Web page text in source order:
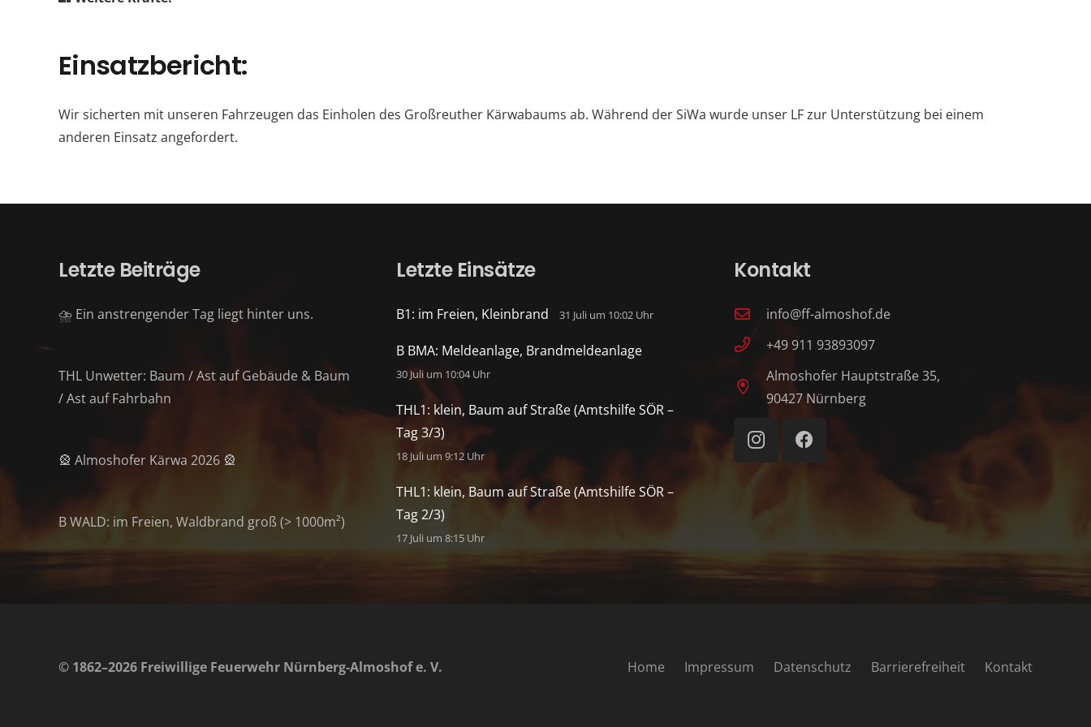
Einsatzbericht:
Wir sicherten mit unseren Fahrzeugen das Einholen des Großreuther Kärwabaums ab. Während der SiWa wurde unser LF zur Unterstützung bei einem
anderen Einsatz angefordert.
Letzte Beiträge
⛈️ Ein anstrengender Tag liegt hinter uns.
THL Unwetter: Baum / Ast auf Gebäude & Baum
/ Ast auf Fahrbahn
🎡 Almoshofer Kärwa 2026 🎡
B WALD: im Freien, Waldbrand groß (> 1000m²)
Letzte Einsätze
B1: im Freien, Kleinbrand 31 Juli um 10:02 Uhr
B BMA: Meldeanlage, Brandmeldeanlage
30 Juli um 10:04 Uhr
THL1: klein, Baum auf Straße (Amtshilfe SÖR –
Tag 3/3)
18 Juli um 9:12 Uhr
THL1: klein, Baum auf Straße (Amtshilfe SÖR –
Tag 2/3)
17 Juli um 8:15 Uhr
Kontakt
info@ff-almoshof.de
+49 911 93893097
Almoshofer Hauptstraße 35,
90427 Nürnberg
© 1862–2026 Freiwillige Feuerwehr Nürnberg-Almoshof e. V. Home Impressum Datenschutz Barrierefreiheit Kontakt